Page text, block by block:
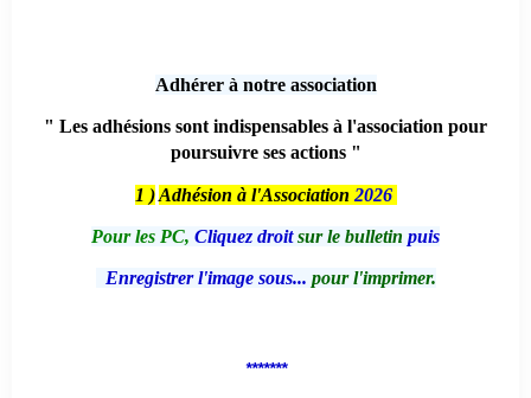
Adhérer à notre association
" Les adhésions sont indispensables à l'association pour
poursuivre ses actions "
1 ) Adhésion à l'Association 2026
Pour les PC, Cliquez droitsur le bulletin puis
Enregistrer l'image sous... pour l'imprimer.
*******